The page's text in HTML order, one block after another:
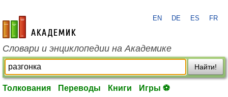
academic.ru
EN DE ES FR
Словари и энциклопедии на Академике
Найти!
Толкования Переводы Книги Игры ⚽